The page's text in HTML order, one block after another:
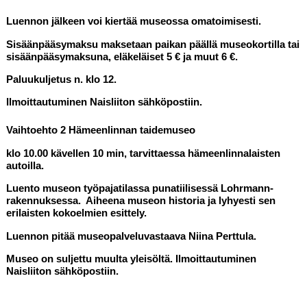
Luennon jälkeen voi kiertää museossa omatoimisesti.
Sisäänpääsymaksu maksetaan paikan päällä museokortilla tai
sisäänpääsymaksuna, eläkeläiset 5 € ja muut 6 €.
Paluukuljetus n. klo 12.
Ilmoittautuminen Naisliiton sähköpostiin.
Vaihtoehto 2 Hämeenlinnan taidemuseo
klo 10.00 kävellen 10 min, tarvittaessa hämeenlinnalaisten
autoilla.
Luento museon työpajatilassa punatiilisessä Lohrmann-
rakennuksessa. Aiheena museon historia ja lyhyesti sen
erilaisten kokoelmien esittely.
Luennon pitää museopalveluvastaava Niina Perttula.
Museo on suljettu muulta yleisöltä. Ilmoittautuminen
Naisliiton sähköpostiin.